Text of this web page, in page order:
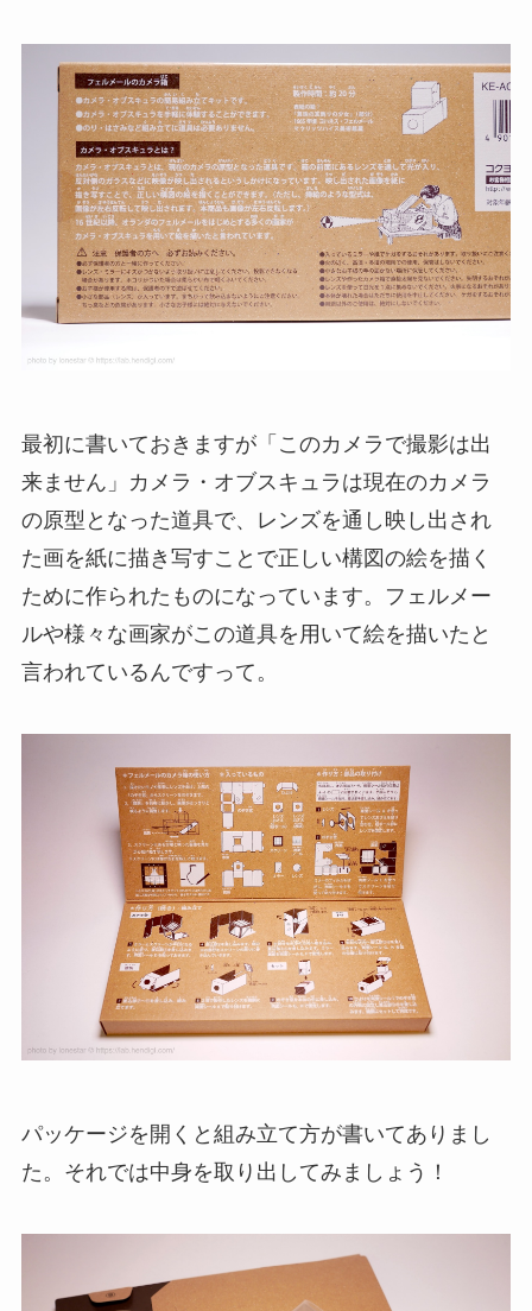
最初に書いておきますが「このカメラで撮影は出
来ません」カメラ・オブスキュラは現在のカメラ
の原型となった道具で、レンズを通し映し出され
た画を紙に描き写すことで正しい構図の絵を描く
ために作られたものになっています。フェルメー
ルや様々な画家がこの道具を用いて絵を描いたと
言われているんですって。
パッケージを開くと組み立て方が書いてありまし
た。それでは中身を取り出してみましょう！